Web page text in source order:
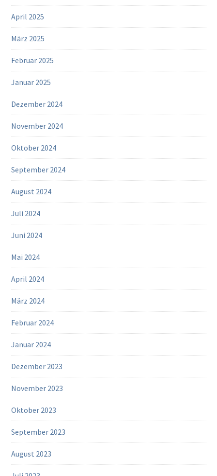
April 2025
März 2025
Februar 2025
Januar 2025
Dezember 2024
November 2024
Oktober 2024
September 2024
August 2024
Juli 2024
Juni 2024
Mai 2024
April 2024
März 2024
Februar 2024
Januar 2024
Dezember 2023
November 2023
Oktober 2023
September 2023
August 2023